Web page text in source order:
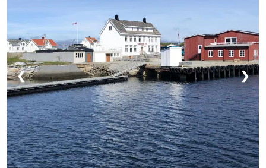
❮ ❯